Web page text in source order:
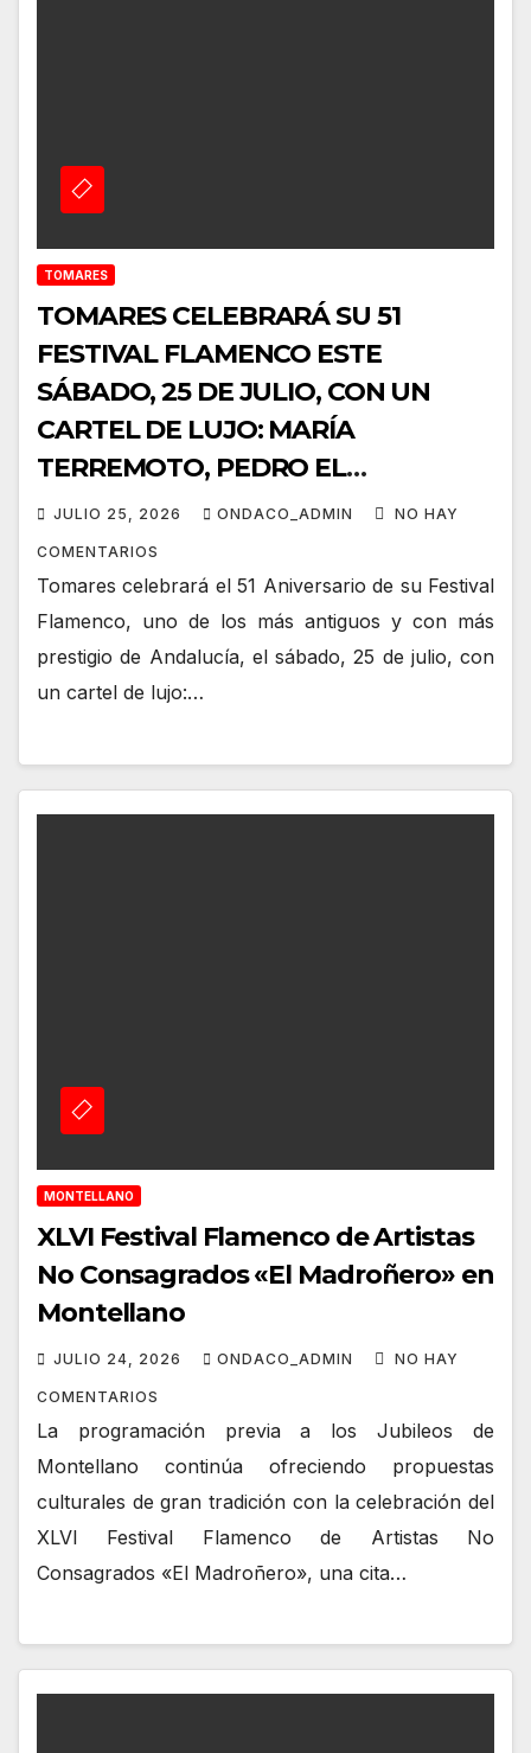
TOMARES
TOMARES CELEBRARÁ SU 51
FESTIVAL FLAMENCO ESTE
SÁBADO, 25 DE JULIO, CON UN
CARTEL DE LUJO: MARÍA
TERREMOTO, PEDRO EL
GRANAÍNO, JOSÉ VALENCIA,
ANGELITA MONTOYA, FERNANDO
CORTÉS “EL LELE” Y ÁGUEDA
SAAVEDRA
JULIO 25, 2026 ONDACO_ADMIN NO HAY
COMENTARIOS
Tomares celebrará el 51 Aniversario de su Festival
Flamenco, uno de los más antiguos y con más
prestigio de Andalucía, el sábado, 25 de julio, con
un cartel de lujo:…
MONTELLANO
XLVI Festival Flamenco de Artistas
No Consagrados «El Madroñero» en
Montellano
JULIO 24, 2026 ONDACO_ADMIN NO HAY
COMENTARIOS
La programación previa a los Jubileos de
Montellano continúa ofreciendo propuestas
culturales de gran tradición con la celebración del
XLVI Festival Flamenco de Artistas No
Consagrados «El Madroñero», una cita…